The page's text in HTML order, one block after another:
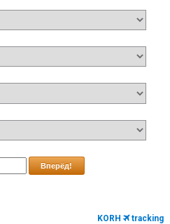
Вперёд!
KORH tracking